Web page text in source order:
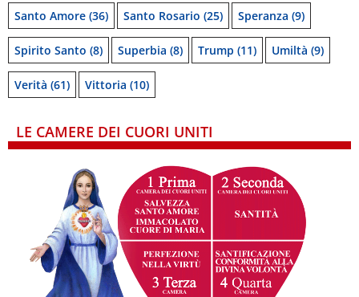
Santo Amore (36) Santo Rosario (25) Speranza (9)
Spirito Santo (8) Superbia (8) Trump (11) Umiltà (9)
Verità (61) Vittoria (10)
LE CAMERE DEI CUORI UNITI